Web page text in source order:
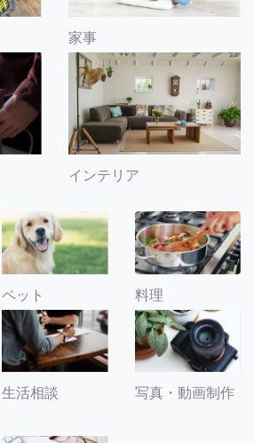
家事
インテリア
ペット 料理
生活相談 写真・動画制作